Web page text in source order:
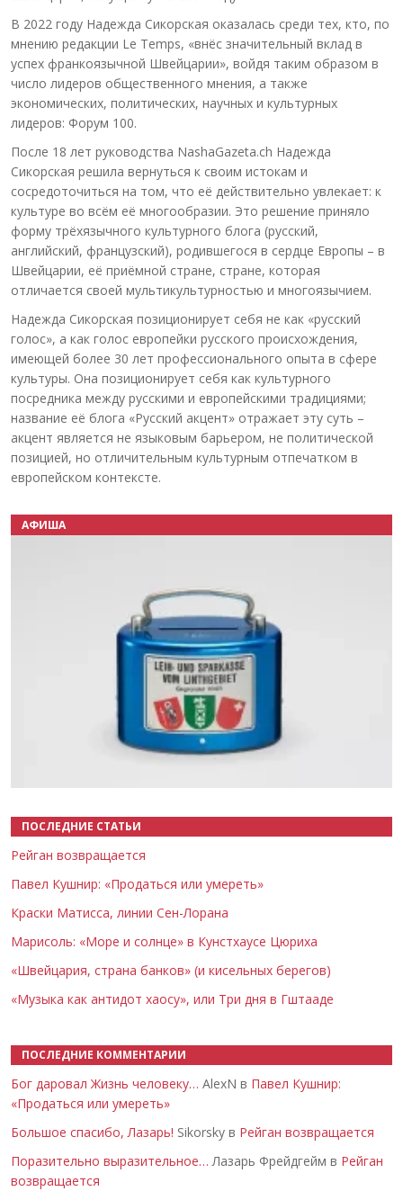
В 2022 году Надежда Сикорская оказалась среди тех, кто, по
мнению редакции Le Temps, «внёс значительный вклад в
успех франкоязычной Швейцарии», войдя таким образом в
число лидеров общественного мнения, а также
экономических, политических, научных и культурных
лидеров: Форум 100.
После 18 лет руководства NashaGazeta.ch Надежда
Сикорская решила вернуться к своим истокам и
сосредоточиться на том, что её действительно увлекает: к
культуре во всём её многообразии. Это решение приняло
форму трёхязычного культурного блога (русский,
английский, французский), родившегося в сердце Европы – в
Швейцарии, её приёмной стране, стране, которая
отличается своей мультикультурностью и многоязычием.
Надежда Сикорская позиционирует себя не как «русский
голос», а как голос европейки русского происхождения,
имеющей более 30 лет профессионального опыта в сфере
культуры. Она позиционирует себя как культурного
посредника между русскими и европейскими традициями;
название её блога «Русский акцент» отражает эту суть –
акцент является не языковым барьером, не политической
позицией, но отличительным культурным отпечатком в
европейском контексте.
АФИША
ПОСЛЕДНИЕ СТАТЬИ
Рейган возвращается
Павел Кушнир: «Продаться или умереть»
Краски Матисса, линии Сен-Лорана
Марисоль: «Море и солнце» в Кунстхаусе Цюриха
«Швейцария, страна банков» (и кисельных берегов)
«Музыка как антидот хаосу», или Три дня в Гштааде
ПОСЛЕДНИЕ КОММЕНТАРИИ
Бог даровал Жизнь человеку… AlexN в Павел Кушнир:
«Продаться или умереть»
Большое спасибо, Лазарь! Sikorsky в Рейган возвращается
Поразительно выразительное… Лазарь Фрейдгейм в Рейган
возвращается